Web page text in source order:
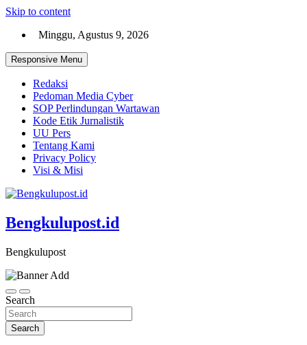
Skip to content
Minggu, Agustus 9, 2026
Responsive Menu
Redaksi
Pedoman Media Cyber
SOP Perlindungan Wartawan
Kode Etik Jurnalistik
UU Pers
Tentang Kami
Privacy Policy
Visi & Misi
Bengkulupost.id
Bengkulupost
Search
Search